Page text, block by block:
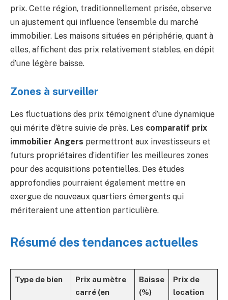
prix. Cette région, traditionnellement prisée, observe
un ajustement qui influence l’ensemble du marché
immobilier. Les maisons situées en périphérie, quant à
elles, affichent des prix relativement stables, en dépit
d’une légère baisse.
Zones à surveiller
Les fluctuations des prix témoignent d’une dynamique
qui mérite d’être suivie de près. Les comparatif prix
immobilier Angers permettront aux investisseurs et
futurs propriétaires d’identifier les meilleures zones
pour des acquisitions potentielles. Des études
approfondies pourraient également mettre en
exergue de nouveaux quartiers émergents qui
mériteraient une attention particulière.
Résumé des tendances actuelles
Type de bien
Prix au mètre
carré (en
Baisse
(%)
Prix de
location